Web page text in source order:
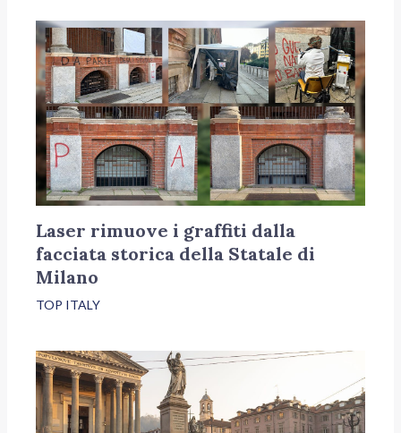
Laser rimuove i graffiti dalla
facciata storica della Statale di
Milano
TOP ITALY